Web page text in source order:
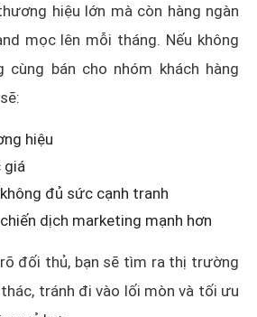
hiệu lớn mà còn hàng ngàn
mọc lên mỗi tháng. Nếu không
cùng bán cho nhóm khách hàng
hiệu
giá
đủ sức cạnh tranh
dịch marketing mạnh hơn
đối thủ, bạn sẽ tìm ra thị trường
tránh đi vào lối mòn và tối ưu